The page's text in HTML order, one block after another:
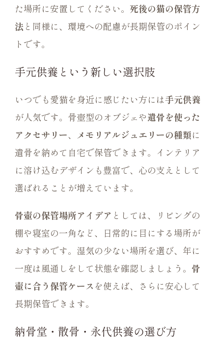
た場所に安置してください。 死後の猫の保管方
法 と同様に、環境への配慮が長期保管のポイン
トです。
手元供養という新しい選択肢
いつでも愛猫を身近に感じたい方には手元供養
が人気です。骨壺型のオブジェや遺骨を使った
アクセサリー、 メモリアルジュエリーの種類に
遺骨を納めて自宅で保管できます。インテリア
に溶け込むデザインも豊富で、心の支えとして
選ばれることが増えています。
骨壺の保管場所アイデア としては、リビングの
棚や寝室の一角など、日常的に目にする場所が
おすすめです。湿気の少ない場所を選び、年に
一度は風通しをして状態を確認しましょう。 骨
壺に合う保管ケースを使えば、さらに安心して
長期保管できます。
納骨堂・散骨・永代供養の選び方